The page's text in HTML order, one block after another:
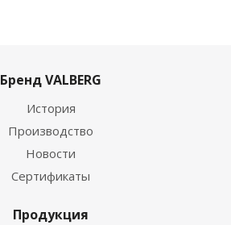
Бренд VALBERG
История
Производство
Новости
Сертификаты
Продукция